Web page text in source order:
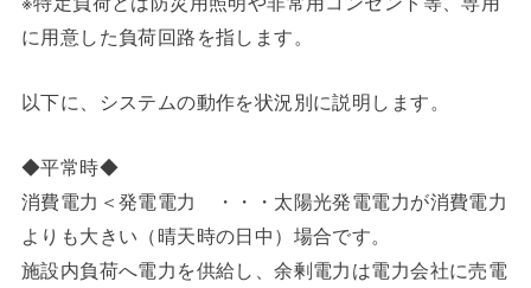
に用意した負荷回路を指します。
以下に、システムの動作を状況別に説明します。
◆平常時◆
消費電力＜発電電力 ・・・太陽光発電電力が消費電力
よりも大きい（晴天時の日中）場合です。
施設内負荷へ電力を供給し、余剰電力は電力会社に売電